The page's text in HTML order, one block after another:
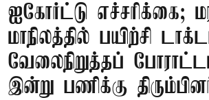
ஐகோர்ட்டு எச்சரிக்கை;
மாநிலத்தில் பயிற்சி
வேலைநிறுத்தப்
இன்று பணிக்கு